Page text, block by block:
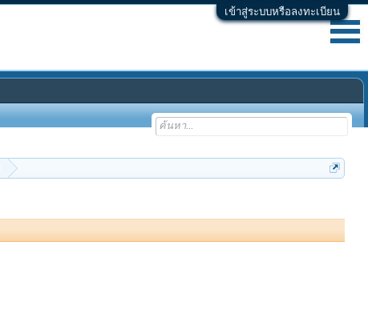
เข้าสู่ระบบหรือลงทะเบียน